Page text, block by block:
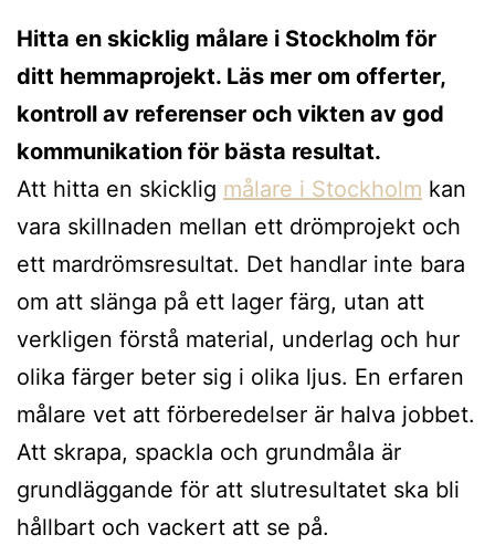
Hitta en skicklig målare i Stockholm för
ditt hemmaprojekt. Läs mer om offerter,
kontroll av referenser och vikten av god
kommunikation för bästa resultat.
Att hitta en skicklig målare i Stockholm kan
vara skillnaden mellan ett drömprojekt och
ett mardrömsresultat. Det handlar inte bara
om att slänga på ett lager färg, utan att
verkligen förstå material, underlag och hur
olika färger beter sig i olika ljus. En erfaren
målare vet att förberedelser är halva jobbet.
Att skrapa, spackla och grundmåla är
grundläggande för att slutresultatet ska bli
hållbart och vackert att se på.